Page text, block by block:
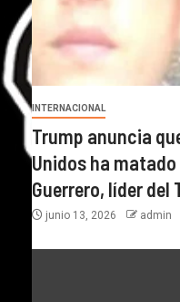
INTERNACIONAL
Trump anuncia
Unidos ha matado
Guerrero, líder del
junio 13, 2026 admin